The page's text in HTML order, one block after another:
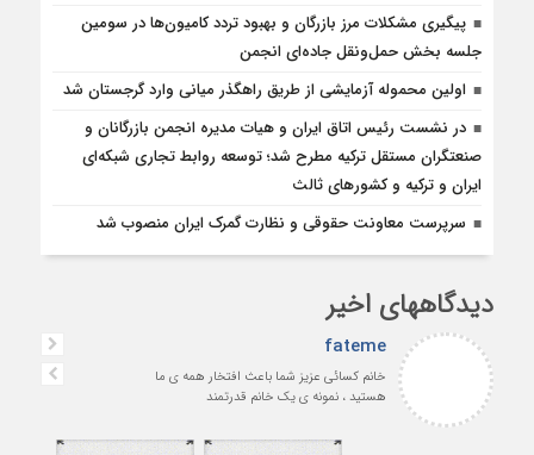
پیگیری مشکلات مرز بازرگان و بهبود تردد کامیون‌ها در سومین
جلسه بخش حمل‌ونقل جاده‌ای انجمن
اولین محموله آزمایشی از طریق راهگذر میانی وارد گرجستان شد
در نشست رئیس اتاق ایران و هیات مدیره انجمن بازرگانان و
صنعتگران مستقل ترکیه مطرح شد؛ توسعه روابط تجاری شبکه‌ای
ایران و ترکیه و کشورهای ثالث
سرپرست معاونت حقوقی و نظارت گمرک ایران منصوب شد
دیدگاههای اخیر
fateme
خانم کسائی عزیز شما باعث افتخار همه ی ما
هستید ، نمونه ی یک خانم قدرتمند